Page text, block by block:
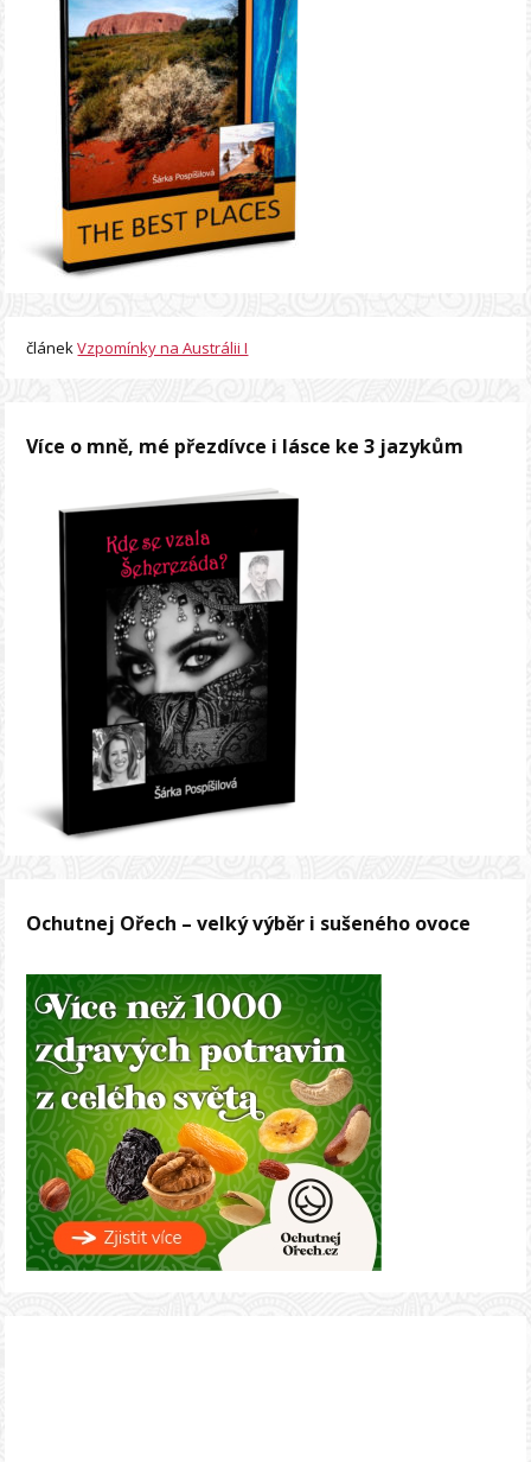
článekVzpomínky na Austrálii I
Více o mně, mé přezdívce i lásce ke 3 jazykům
Ochutnej Ořech – velký výběr i sušeného ovoce